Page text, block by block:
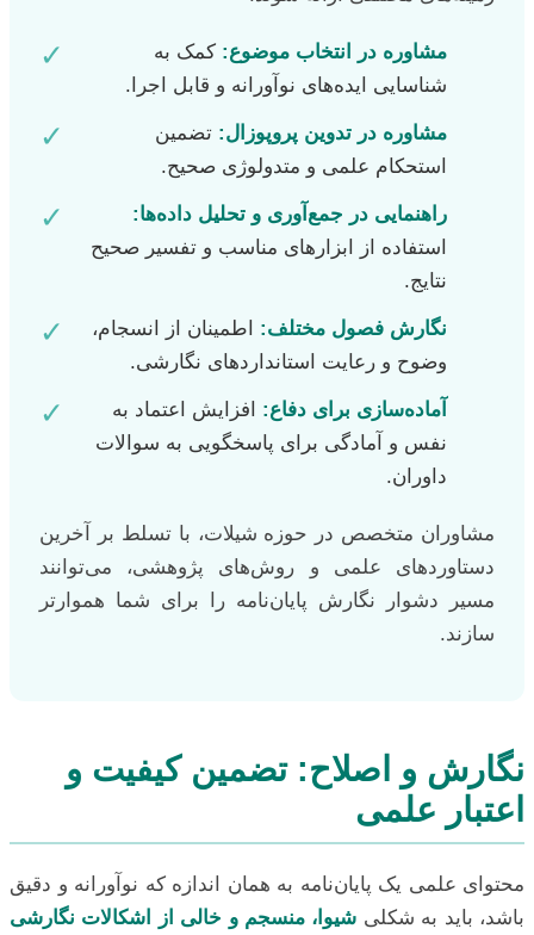
✓ مشاوره در انتخاب موضوع: کمک به
شناسایی ایده‌های نوآورانه و قابل اجرا.
✓ مشاوره در تدوین پروپوزال: تضمین
استحکام علمی و متدولوژی صحیح.
✓
راهنمایی در جمع‌آوری و تحلیل داده‌ها:
استفاده از ابزارهای مناسب و تفسیر صحیح
نتایج.
✓ نگارش فصول مختلف: اطمینان از انسجام،
وضوح و رعایت استانداردهای نگارشی.
✓ آماده‌سازی برای دفاع: افزایش اعتماد به
نفس و آمادگی برای پاسخگویی به سوالات
داوران.
مشاوران متخصص در حوزه شیلات، با تسلط بر آخرین
دستاوردهای علمی و روش‌های پژوهشی، می‌توانند
مسیر دشوار نگارش پایان‌نامه را برای شما هموارتر
سازند.
نگارش و اصلاح: تضمین کیفیت و
اعتبار علمی
محتوای علمی یک پایان‌نامه به همان اندازه که نوآورانه و دقیق
باشد، باید به شکلی شیوا، منسجم و خالی از اشکالات نگارشی